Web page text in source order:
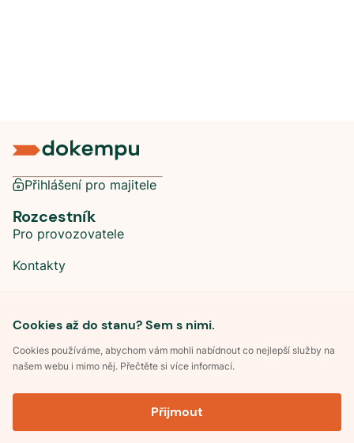
Cookies až do stanu? Sem s nimi.
Cookies používáme, abychom vám mohli nabídnout co nejlepší služby na
našem webu i mimo něj. Přečtěte si více informací.
Přijmout
Přihlášení pro majitele
Rozcestník
Pro provozovatele
Kontakty
Sociální sítě